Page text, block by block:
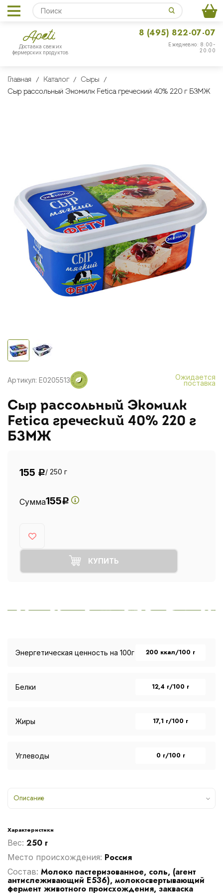
Доставка свежих
фермерских продуктов
Ежедневно: 8:00-
20:00
8 (495) 822-07-07
Главная Каталог
Сыры
Сыр рассольный Экомилк Fetica греческий 40% 220 г БЗМЖ
Артикул: E0205513 Ожидается
поставка
Сыр рассольный Экомилк
Fetica греческий 40% 220 г
БЗМЖ
155 Р/ 250 г
Сумма155Р
КУПИТЬ
Энергетическая ценность на 100г 200 ккал/100 г
Белки 12,4 г/100 г
Жиры 17,1 г/100 г
Углеводы 0 г/100 г
Описание
Характеристики
Вес: 250 г
Место происхождения: Россия
Cостав: Молоко пастеризованное, соль, (агент
антислеживающий Е536), молокосвертывающий
фермент животного происхождения, закваска